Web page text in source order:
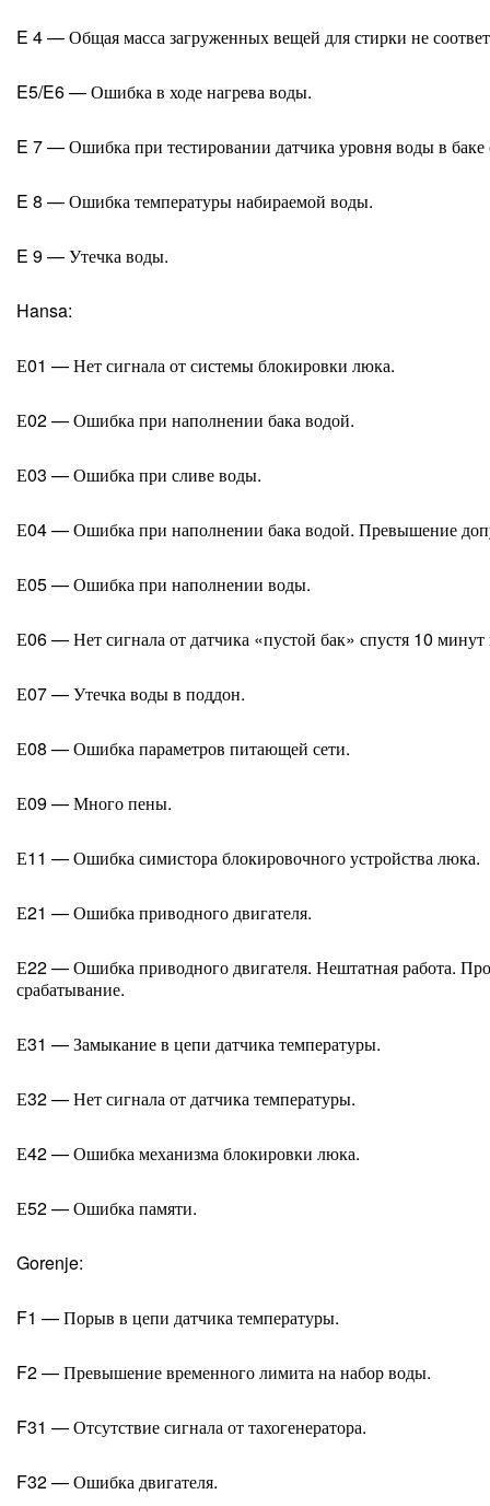
E 4 — Общая масса загруженных вещей для стирки не
E5/E6 — Ошибка в ходе нагрева воды.
E 7 — Ошибка при тестировании датчика уровня воды в
E 8 — Ошибка температуры набираемой воды.
E 9 — Утечка воды.
Hansa:
Е01 — Нет сигнала от системы блокировки люка.
Е02 — Ошибка при наполнении бака водой.
Е03 — Ошибка при сливе воды.
Е04 — Ошибка при наполнении бака водой. Превышение
Е05 — Ошибка при наполнении воды.
Е06 — Нет сигнала от датчика «пустой бак» спустя 10 минут
Е07 — Утечка воды в поддон.
Е08 — Ошибка параметров питающей сети.
Е09 — Много пены.
Е11 — Ошибка симистора блокировочного устройства люка.
Е21 — Ошибка приводного двигателя.
Е22 — Ошибка приводного двигателя. Нештатная работа.
срабатывание.
Е31 — Замыкание в цепи датчика температуры.
Е32 — Нет сигнала от датчика температуры.
Е42 — Ошибка механизма блокировки люка.
Е52 — Ошибка памяти.
Gorenje:
F1 — Порыв в цепи датчика температуры.
F2 — Превышение временного лимита на набор воды.
F31 — Отсутствие сигнала от тахогенератора.
F32 — Ошибка двигателя.